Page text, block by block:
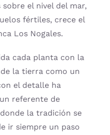
sobre el nivel del mar,
fértiles, crece el
Los Nogales.
cada planta con la
la tierra como un
el detalle ha
referente de
la tradición se
ir siempre un paso